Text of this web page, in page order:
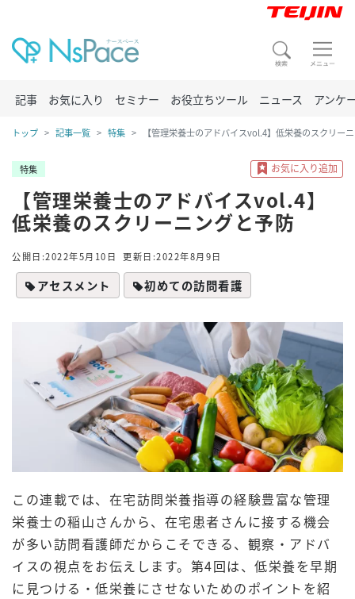
記事 お気に入り セミナー お役立ちツール ニュース アンケ
トップ 記事一覧 特集 【管理栄養士のアドバイスvol.4】低栄養のスクリー
特集
【管理栄養士のアドバイスvol.4】
低栄養のスクリーニングと予防
公開日:2022年5月10日 更新日:2022年8月9日
アセスメント 初めての訪問看護
この連載では、在宅訪問栄養指導の経験豊富な管理
栄養士の稲山さんから、在宅患者さんに接する機会
が多い訪問看護師だからこそできる、観察・アドバ
イスの視点をお伝えします。第4回は、低栄養を早期
に見つける・低栄養にさせないためのポイントを紹